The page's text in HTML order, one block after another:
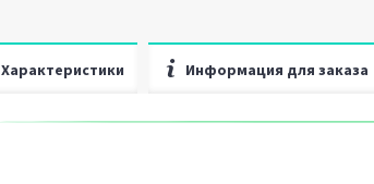
Характеристики Информация для заказа